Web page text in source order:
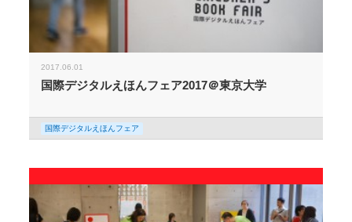
2017.06.01
国際デジタルえほんフェア2017＠東京大学
国際デジタルえほんフェア